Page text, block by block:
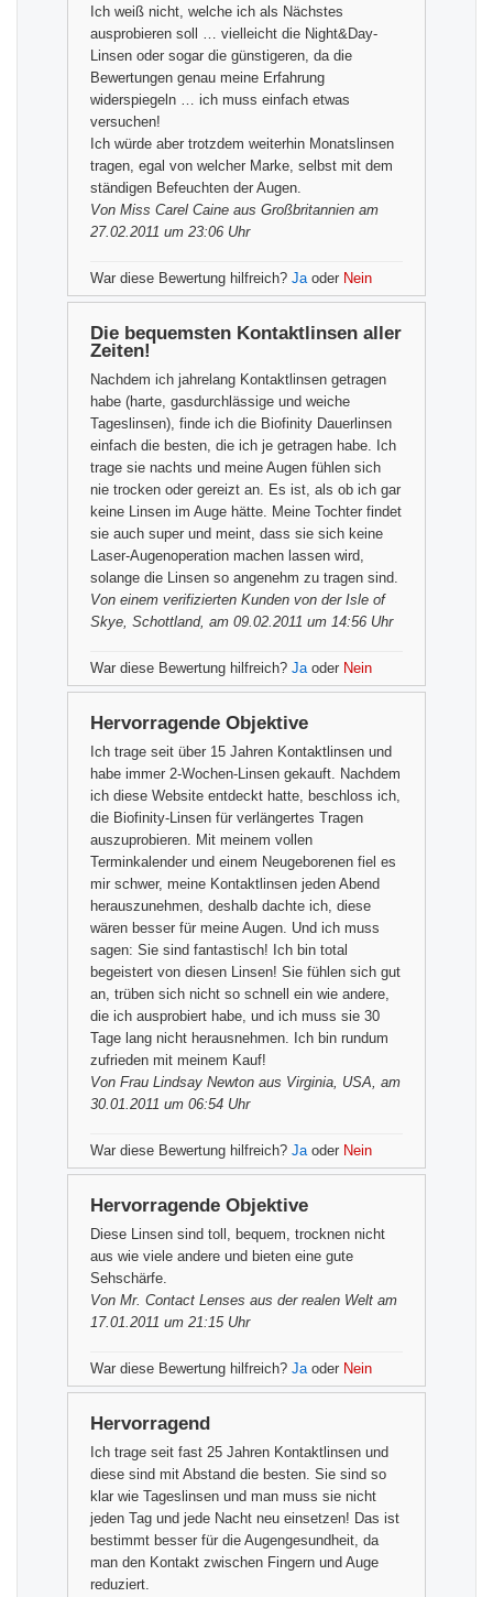
Ich weiß nicht, welche ich als Nächstes
ausprobieren soll … vielleicht die Night&Day-
Linsen oder sogar die günstigeren, da die
Bewertungen genau meine Erfahrung
widerspiegeln … ich muss einfach etwas
versuchen!
Ich würde aber trotzdem weiterhin Monatslinsen
tragen, egal von welcher Marke, selbst mit dem
ständigen Befeuchten der Augen.
Von Miss Carel Caine aus Großbritannien am
27.02.2011 um 23:06 Uhr
War diese Bewertung hilfreich? Jaoder Nein
Die bequemsten Kontaktlinsen aller
Zeiten!
Nachdem ich jahrelang Kontaktlinsen getragen
habe (harte, gasdurchlässige und weiche
Tageslinsen), finde ich die Biofinity Dauerlinsen
einfach die besten, die ich je getragen habe. Ich
trage sie nachts und meine Augen fühlen sich
nie trocken oder gereizt an. Es ist, als ob ich gar
keine Linsen im Auge hätte. Meine Tochter findet
sie auch super und meint, dass sie sich keine
Laser-Augenoperation machen lassen wird,
solange die Linsen so angenehm zu tragen sind.
Von einem verifizierten Kunden von der Isle of
Skye, Schottland, am 09.02.2011 um 14:56 Uhr
War diese Bewertung hilfreich? Jaoder Nein
Hervorragende Objektive
Ich trage seit über 15 Jahren Kontaktlinsen und
habe immer 2-Wochen-Linsen gekauft. Nachdem
ich diese Website entdeckt hatte, beschloss ich,
die Biofinity-Linsen für verlängertes Tragen
auszuprobieren. Mit meinem vollen
Terminkalender und einem Neugeborenen fiel es
mir schwer, meine Kontaktlinsen jeden Abend
herauszunehmen, deshalb dachte ich, diese
wären besser für meine Augen. Und ich muss
sagen: Sie sind fantastisch! Ich bin total
begeistert von diesen Linsen! Sie fühlen sich gut
an, trüben sich nicht so schnell ein wie andere,
die ich ausprobiert habe, und ich muss sie 30
Tage lang nicht herausnehmen. Ich bin rundum
zufrieden mit meinem Kauf!
Von Frau Lindsay Newton aus Virginia, USA, am
30.01.2011 um 06:54 Uhr
War diese Bewertung hilfreich? Jaoder Nein
Hervorragende Objektive
Diese Linsen sind toll, bequem, trocknen nicht
aus wie viele andere und bieten eine gute
Sehschärfe.
Von Mr. Contact Lenses aus der realen Welt am
17.01.2011 um 21:15 Uhr
War diese Bewertung hilfreich? Jaoder Nein
Hervorragend
Ich trage seit fast 25 Jahren Kontaktlinsen und
diese sind mit Abstand die besten. Sie sind so
klar wie Tageslinsen und man muss sie nicht
jeden Tag und jede Nacht neu einsetzen! Das ist
bestimmt besser für die Augengesundheit, da
man den Kontakt zwischen Fingern und Auge
reduziert.